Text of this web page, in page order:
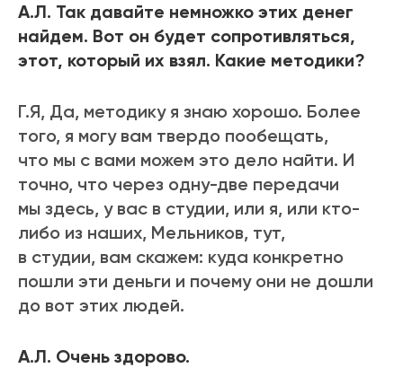
А.Л. Так давайте немножко этих денег
найдем. Вот он будет сопротивляться,
этот, который их взял. Какие методики?
Г.Я, Да, методику я знаю хорошо. Более
того, я могу вам твердо пообещать,
что мы с вами можем это дело найти. И
точно, что через одну-две передачи
мы здесь, у вас в студии, или я, или кто-
либо из наших, Мельников, тут,
в студии, вам скажем: куда конкретно
пошли эти деньги и почему они не дошли
до вот этих людей.
А.Л. Очень здорово.